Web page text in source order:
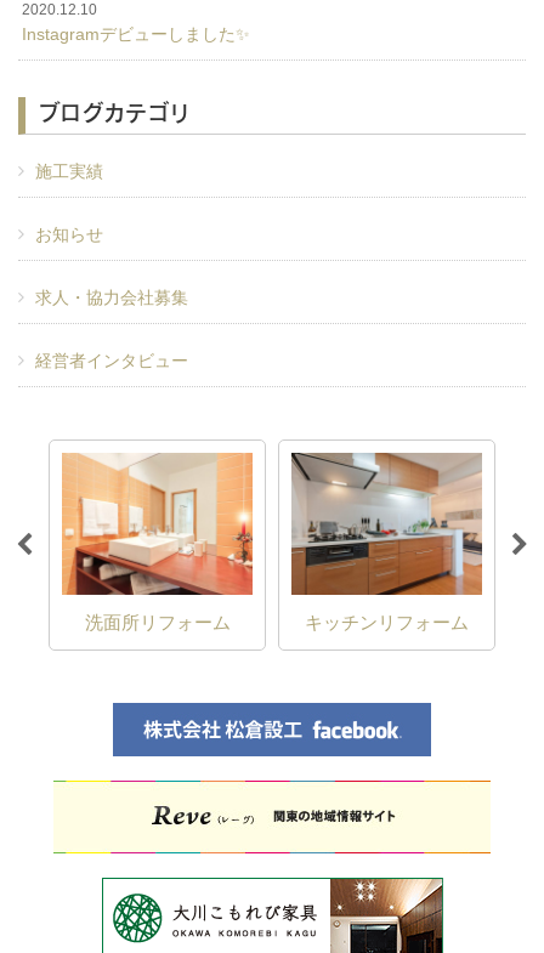
2020.12.10
Instagramデビューしました✨
ブログカテゴリ
施工実績
お知らせ
求人・協力会社募集
経営者インタビュー
洗面所リフォーム キッチンリフォーム